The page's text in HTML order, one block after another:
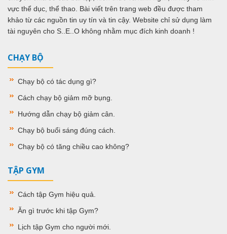
vực thể dục, thể thao. Bài viết trên trang web đều được tham
khảo từ các nguồn tin uy tín và tin cậy. Website chỉ sử dụng làm
tài nguyên cho S..E..O không nhằm mục đích kinh doanh !
CHẠY BỘ
Chạy bộ có tác dụng gì?
Cách chạy bộ giảm mỡ bụng
Hướng dẫn chạy bộ giảm cân
Chạy bộ buổi sáng đúng cách
Chạy bộ có tăng chiều cao không?
TẬP GYM
Cách tập Gym hiệu quả
Ăn gì trước khi tập Gym?
Lịch tập Gym cho người mới